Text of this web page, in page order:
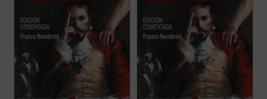
obra basada en el personaje histórico que
inspiró el mito de don Juan-- de forma
apasionada, mostrando cómo en los ...
ficha)
obra basada en el personaje histórico que
inspiró el mito de don Juan-- de forma
apasionada, mostrando cómo en los ...
ficha)